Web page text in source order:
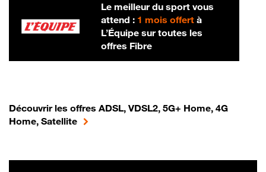
Le meilleur du sport vous
attend : 1 mois offertà
L’Équipe sur toutes les
offres Fibre
Découvrir les offres ADSL, VDSL2, 5G+ Home, 4G
Home, Satellite